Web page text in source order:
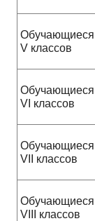
Обучающиеся
V классов
Обучающиеся
VI классов
Обучающиеся
VII классов
Обучающиеся
VIII классов